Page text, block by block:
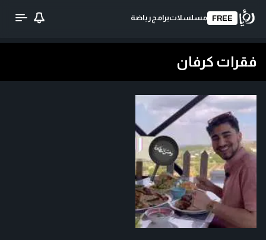
FREE مسلسلاتبرامج رياضة
فقرات كرفان